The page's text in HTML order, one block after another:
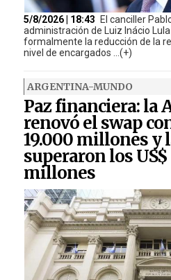
5/8/2026 | 18:43
El canciller
administración de Luiz Inácio
formalmente la reducción de la
nivel de encargados ...(+)
ARGENTINA-MUNDO
Paz financiera: la
renovó el swap
19.000 millones y
superaron los
millones